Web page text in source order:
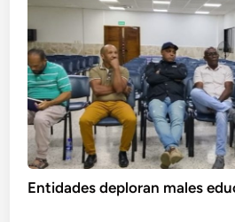
Entidades deploran males